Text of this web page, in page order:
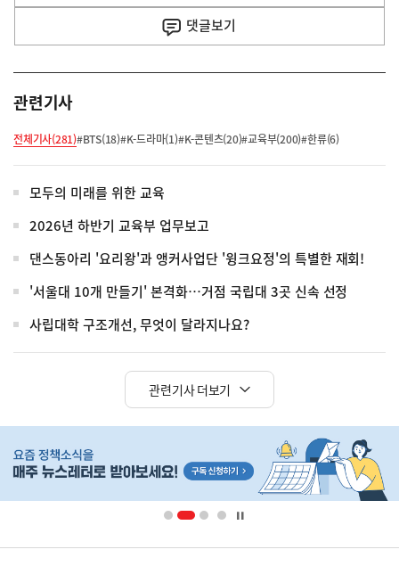
댓글보기
관련기사
전체기사(281)#BTS(18)#K-드라마(1)#K-콘텐츠(20)#교육부(200)#한류(6)
모두의 미래를 위한 교육
2026년 하반기 교육부 업무보고
댄스동아리 '요리왕'과 앵커사업단 '윙크요정'의 특별한 재회!
'서울대 10개 만들기' 본격화…거점 국립대 3곳 신속 선정
사립대학 구조개선, 무엇이 달라지나요?
관련기사 더보기
단
영